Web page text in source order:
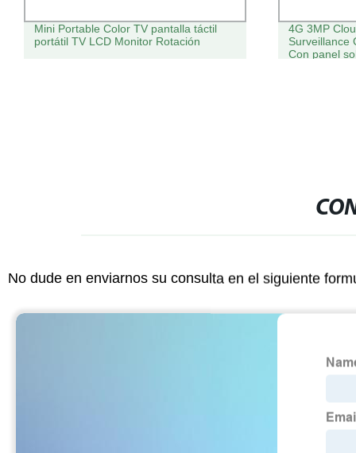
Mini Portable Color TV pantalla táctil
portátil TV LCD Monitor Rotación
4G 3MP
Surveillance
Con panel
No dude en enviarnos su consulta en el siguiente